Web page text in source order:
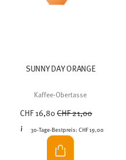
SUNNY DAY ORANGE
Kaffee-Obertasse
CHF 16,80Price reduced from
CHF 21,00
30-Tage-Bestpreis: CHF 19,00